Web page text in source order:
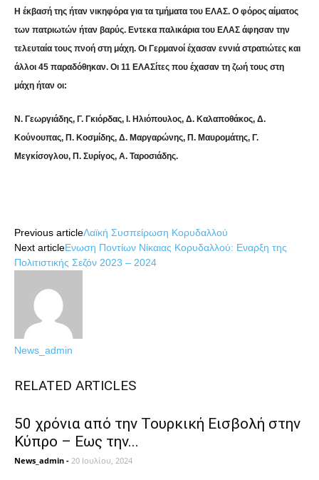
Η έκβασή της ήταν νικηφόρα για τα τμήματα του ΕΛΑΣ. Ο φόρος αίματος
των πατριωτών ήταν βαρύς. Εντεκα παλικάρια του ΕΛΑΣ άφησαν την
τελευταία τους πνοή στη μάχη. Οι Γερμανοί έχασαν εννιά στρατιώτες και
άλλοι 45 παραδόθηκαν. Οι 11 ΕΛΑΣίτες που έχασαν τη ζωή τους στη
μάχη ήταν οι:
Ν. Γεωργιάδης, Γ. Γκιόρδας, Ι. Ηλιόπουλος, Δ. Καλαποθάκος, Δ.
Κούνουπας, Π. Κοσμίδης, Δ. Μαργαρώνης, Π. Μαυρομάτης, Γ.
Μεγκίσογλου, Π. Συρίγος, Α. Ταροσιάδης.
Previous articleΛαϊκή Συσπείρωση Κορυδαλλού
Next articleΕνωση Ποντίων Νίκαιας Κορυδαλλού: Εναρξη της
Πολιτιστικής Σεζόν 2023 – 2024
News_admin
RELATED ARTICLES
50 χρόνια από την Τουρκική Εισβολή στην
Κύπρο – Εως την...
News_admin - 20 Ιουλίου, 2024